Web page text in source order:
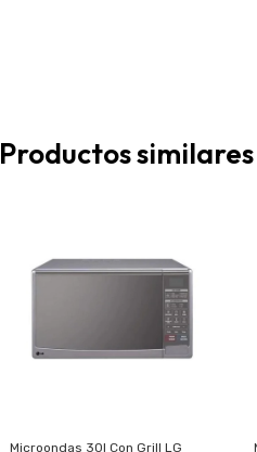
Productos similares
Microondas 30l Con Grill LG